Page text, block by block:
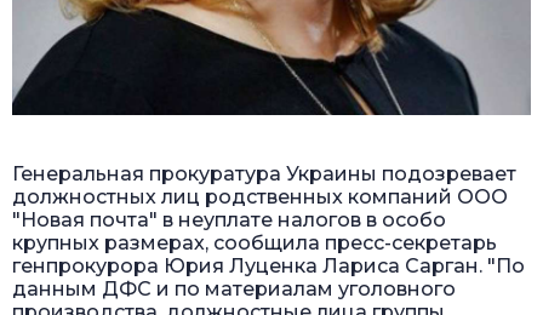
Генеральная прокуратура Украины подозревает
должностных лиц родственных компаний ООО
"Новая почта" в неуплате налогов в особо
крупных размерах, сообщила пресс-секретарь
генпрокурора Юрия Луценка Лариса Сарган. "По
данным ДФС и по материалам уголовного